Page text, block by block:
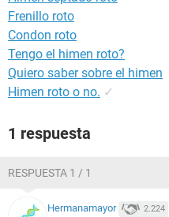
Frenillo roto
Condon roto
Tengo el himen roto?
Quiero saber sobre el himen
Himen roto o no. ✓
1 respuesta
RESPUESTA 1 / 1
Hermanamayor 2.224